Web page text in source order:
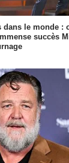
le monde :
succès